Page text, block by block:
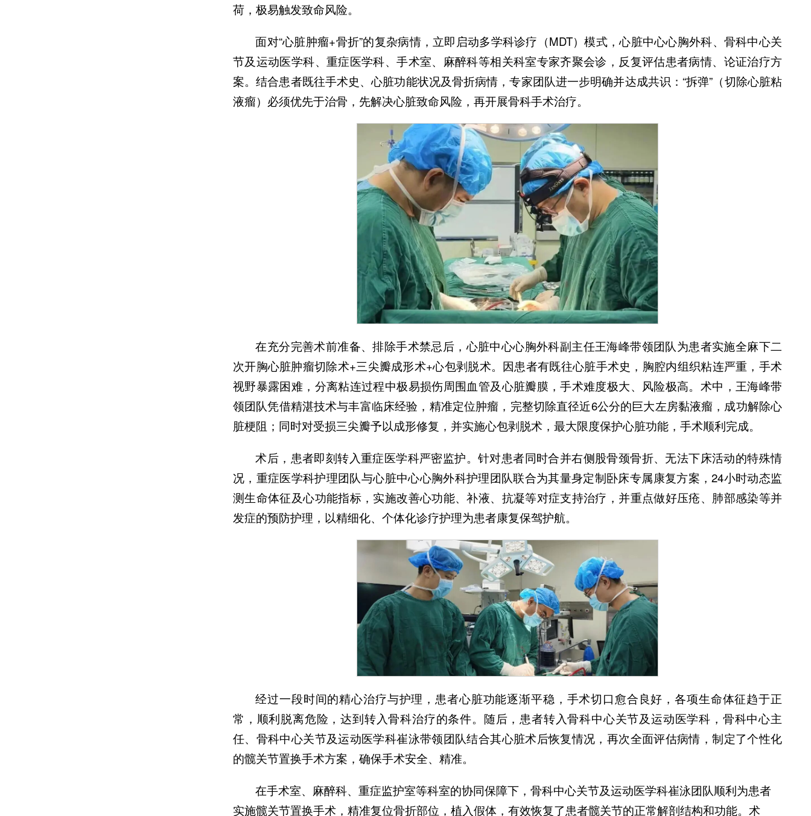
荷，极易触发致命风险。
面对“心脏肿瘤+骨折”的复杂病情，立即启动多学科诊疗（MDT）模式，心脏中心心胸外科、骨科中心关
节及运动医学科、重症医学科、手术室、麻醉科等相关科室专家齐聚会诊，反复评估患者病情、论证治疗方
案。结合患者既往手术史、心脏功能状况及骨折病情，专家团队进一步明确并达成共识：“拆弹”（切除心脏粘
液瘤）必须优先于治骨，先解决心脏致命风险，再开展骨科手术治疗。
在充分完善术前准备、排除手术禁忌后，心脏中心心胸外科副主任王海峰带领团队为患者实施全麻下二
次开胸心脏肿瘤切除术+三尖瓣成形术+心包剥脱术。因患者有既往心脏手术史，胸腔内组织粘连严重，手术
视野暴露困难，分离粘连过程中极易损伤周围血管及心脏瓣膜，手术难度极大、风险极高。术中，王海峰带
领团队凭借精湛技术与丰富临床经验，精准定位肿瘤，完整切除直径近6公分的巨大左房黏液瘤，成功解除心
脏梗阻；同时对受损三尖瓣予以成形修复，并实施心包剥脱术，最大限度保护心脏功能，手术顺利完成。
术后，患者即刻转入重症医学科严密监护。针对患者同时合并右侧股骨颈骨折、无法下床活动的特殊情
况，重症医学科护理团队与心脏中心心胸外科护理团队联合为其量身定制卧床专属康复方案，24小时动态监
测生命体征及心功能指标，实施改善心功能、补液、抗凝等对症支持治疗，并重点做好压疮、肺部感染等并
发症的预防护理，以精细化、个体化诊疗护理为患者康复保驾护航。
经过一段时间的精心治疗与护理，患者心脏功能逐渐平稳，手术切口愈合良好，各项生命体征趋于正
常，顺利脱离危险，达到转入骨科治疗的条件。随后，患者转入骨科中心关节及运动医学科，骨科中心主
任、骨科中心关节及运动医学科崔泳带领团队结合其心脏术后恢复情况，再次全面评估病情，制定了个性化
的髋关节置换手术方案，确保手术安全、精准。
在手术室、麻醉科、重症监护室等科室的协同保障下，骨科中心关节及运动医学科崔泳团队顺利为患者
实施髋关节置换手术，精准复位骨折部位，植入假体，有效恢复了患者髋关节的正常解剖结构和功能。术